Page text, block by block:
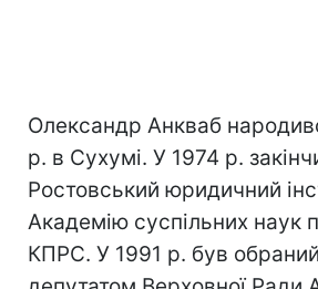
Олександр Анкваб
р. в Сухумі. У 1974 р.
Ростовський юридичний
Академію суспільних наук
КПРС. У 1991 р. був обраний